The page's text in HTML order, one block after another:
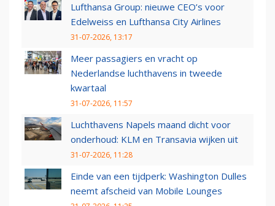
Lufthansa Group: nieuwe CEO’s voor
Edelweiss en Lufthansa City Airlines
31-07-2026, 13:17
Meer passagiers en vracht op
Nederlandse luchthavens in tweede
kwartaal
31-07-2026, 11:57
Luchthavens Napels maand dicht voor
onderhoud: KLM en Transavia wijken uit
31-07-2026, 11:28
Einde van een tijdperk: Washington Dulles
neemt afscheid van Mobile Lounges